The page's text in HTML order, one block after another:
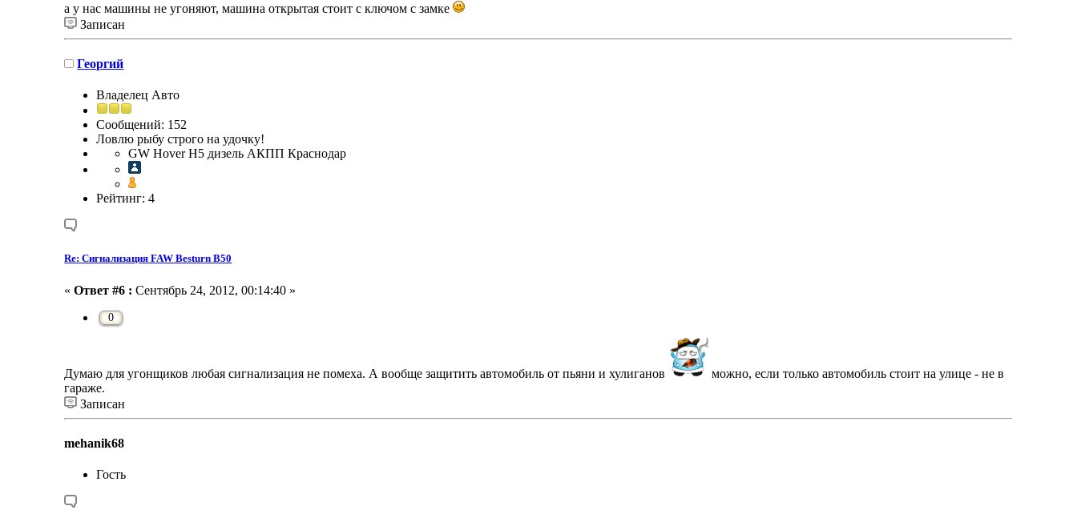
а у нас машины не угоняют, машина открытая стоит с ключом с замке
Записан
Георгий
Владелец Авто
Сообщений: 152
Ловлю рыбу строго на удочку!
GW Hover H5 дизель АКПП Краснодар
Рейтинг: 4
Re: Сигнализация FAW Besturn B50
«Ответ #6 : Сентябрь 24, 2012, 00:14:40 »
0
Думаю для угонщиков любая сигнализация не помеха. А вообще защитить автомобиль от пьяни и хулиганов
можно, если только автомобиль стоит на улице - не в
гараже.
Записан
mehanik68
Гость